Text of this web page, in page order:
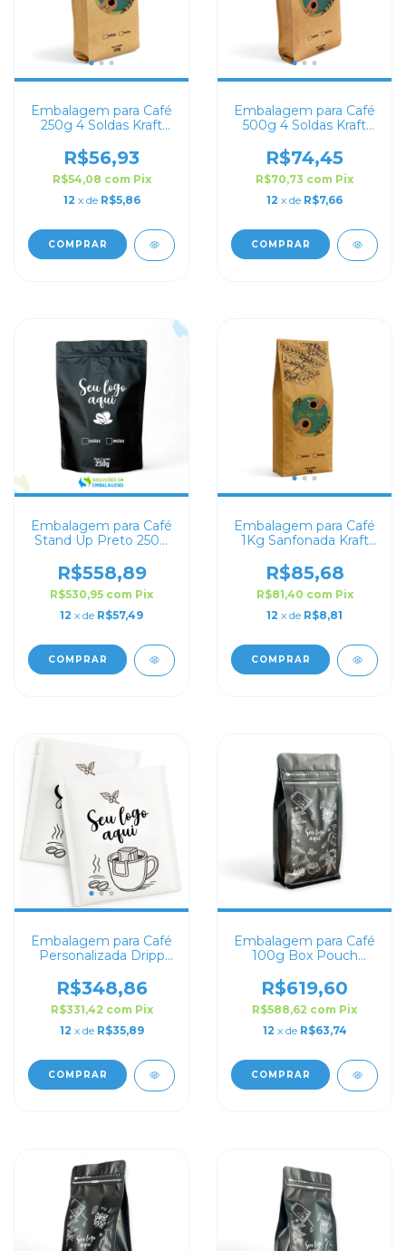
Embalagem para Café
250g 4 Soldas Kraft
R$56,93
R$54,08 com Pix
12 x de R$5,86
COMPRAR
Embalagem para Café
500g 4 Soldas Kraft
R$74,45
R$70,73 com Pix
12 x de R$7,66
COMPRAR
Embalagem para Café
Stand Up Preto 250g
R$558,89
R$530,95 com Pix
12 x de R$57,49
COMPRAR
Embalagem para Café
1Kg Sanfonada Kraft
R$85,68
R$81,40 com Pix
12 x de R$8,81
COMPRAR
Embalagem para Café
Personalizada Dripp
R$348,86
R$331,42 com Pix
12 x de R$35,89
COMPRAR
Embalagem para Café
100g Box Pouch
Personalizada
R$619,60
R$588,62 com Pix
12 x de R$63,74
COMPRAR